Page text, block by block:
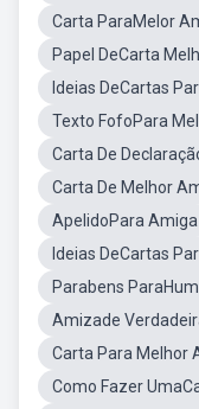
Carta ParaMelor
Papel DeCarta
Ideias DeCartas
Texto FofoPara
Carta De
Carta De Melhor
ApelidoPara Amiga
Ideias DeCartas
Parabens
Amizade
Carta Para Melhor
Como Fazer